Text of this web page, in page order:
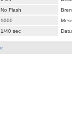
No Flash
1000
1/40 sec